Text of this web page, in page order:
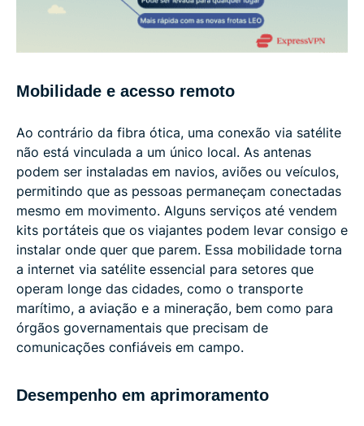
Mobilidade e acesso remoto
Ao contrário da fibra ótica, uma conexão via satélite
não está vinculada a um único local. As antenas
podem ser instaladas em navios, aviões ou veículos,
permitindo que as pessoas permaneçam conectadas
mesmo em movimento. Alguns serviços até vendem
kits portáteis que os viajantes podem levar consigo e
instalar onde quer que parem. Essa mobilidade torna
a internet via satélite essencial para setores que
operam longe das cidades, como o transporte
marítimo, a aviação e a mineração, bem como para
órgãos governamentais que precisam de
comunicações confiáveis ​​em campo.
Desempenho em aprimoramento